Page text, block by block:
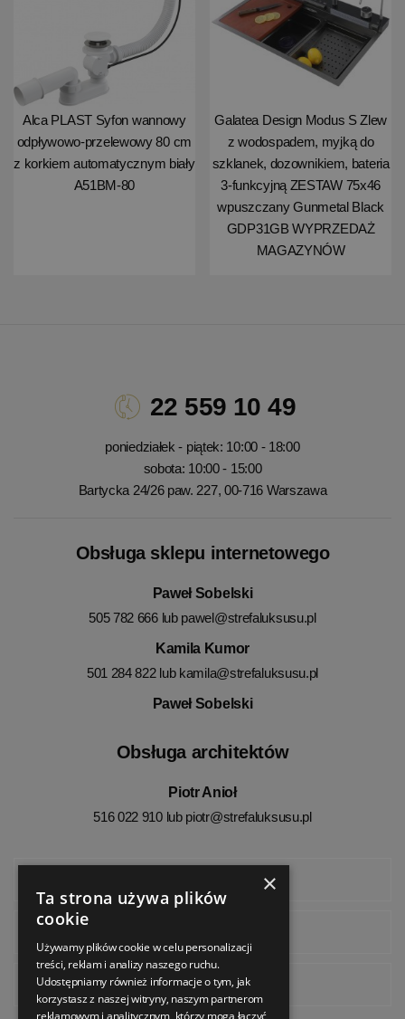
Alca PLAST Syfon wannowy
odpływowo-przelewowy 80 cm
z korkiem automatycznym biały
A51BM-80
Galatea Design Modus S Zlew
z wodospadem, myjką do
szklanek, dozownikiem, bateria
3-funkcyjną ZESTAW 75x46
wpuszczany Gunmetal Black
GDP31GB WYPRZEDAŻ
MAGAZYNÓW
22 559 10 49
poniedziałek - piątek: 10:00 - 18:00
sobota: 10:00 - 15:00
Bartycka 24/26 paw. 227, 00-716 Warszawa
Obsługa sklepu internetowego
Paweł Sobelski
505 782 666 lub pawel@strefaluksusu.pl
Kamila Kumor
501 284 822 lub kamila@strefaluksusu.pl
Paweł Sobelski
Obsługa architektów
Piotr Anioł
516 022 910 lub piotr@strefaluksusu.pl
Pinterest
×
Ta strona używa plików
cookie
Używamy plików cookie w celu personalizacji
treści, reklam i analizy naszego ruchu.
Udostępniamy również informacje o tym, jak
korzystasz z naszej witryny, naszym partnerom
reklamowym i analitycznym, którzy mogą łączyć